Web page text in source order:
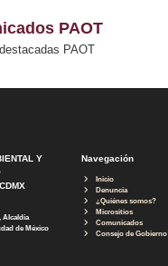
PAOT
PAOT
Y
Alcaldía
de México
Navegación
Inicio
Denuncia
¿Quiénes somos?
Micrositios
Comunicados
Consejo de Gobierno